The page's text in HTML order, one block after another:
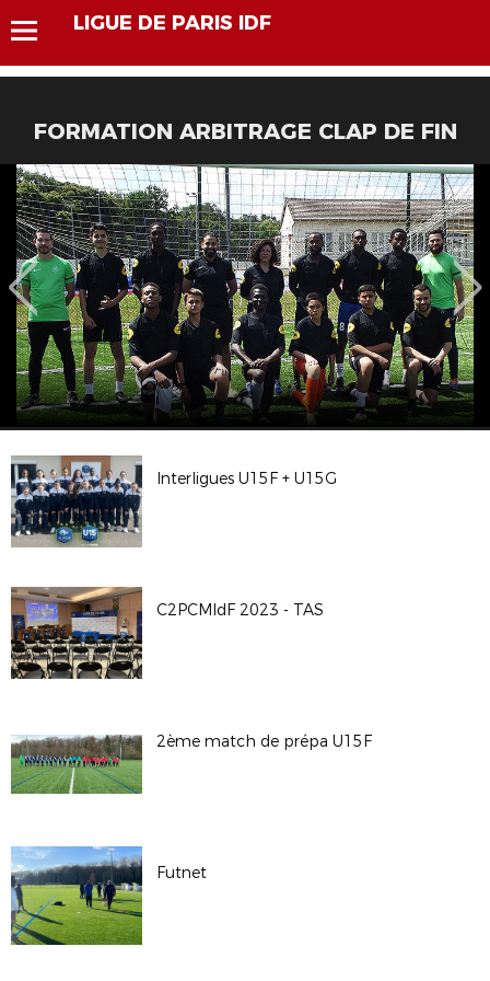
LIGUE DE PARIS IDF
FORMATION ARBITRAGE CLAP DE FIN
Interligues U15F + U15G
C2PCMIdF 2023 - TAS
2ème match de prépa U15F
Futnet